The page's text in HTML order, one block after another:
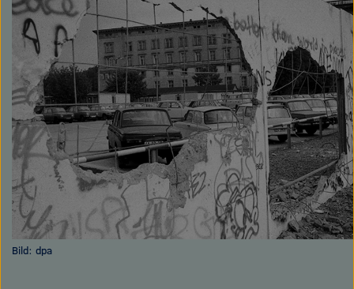
ß
e
n
f
e
n
/
s
c
h
l
i
e
ß
e
teilen
Bild: dpa